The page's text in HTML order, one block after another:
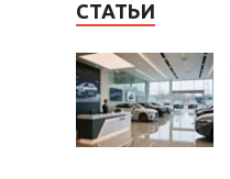
СТАТЬИ